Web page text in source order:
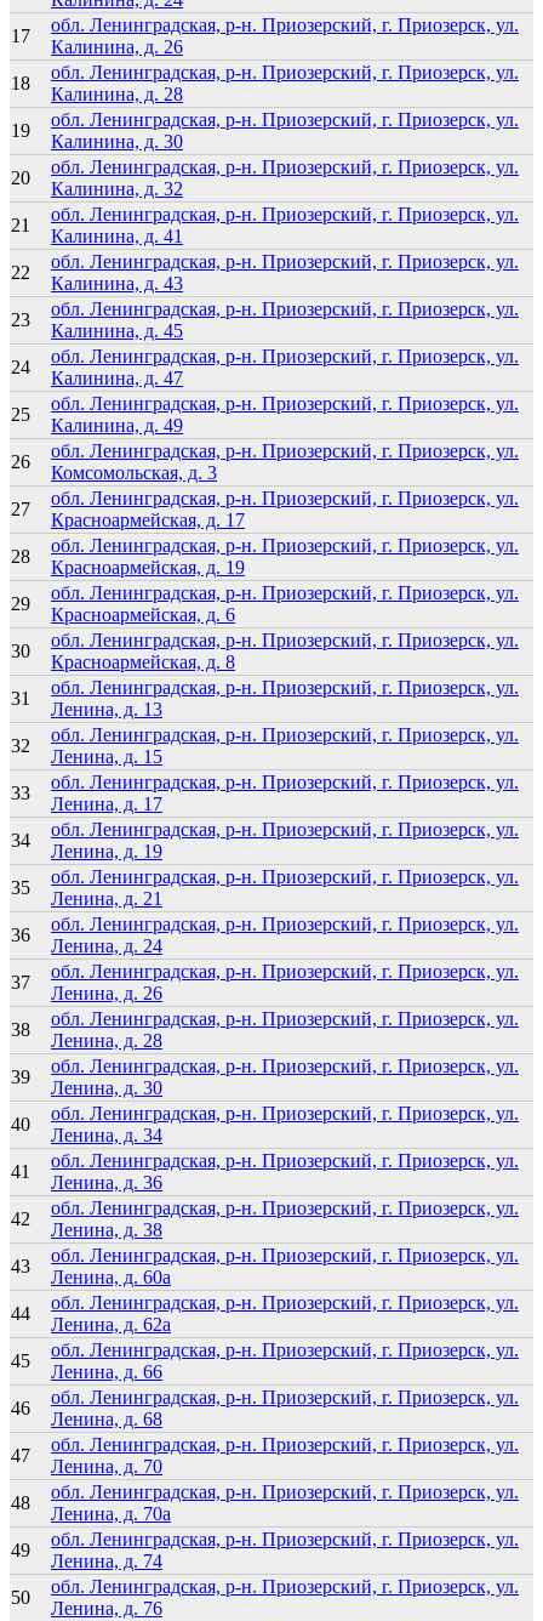
17
обл. Ленинградская, р-н. Приозерский, г. Приозерск, ул.
Калинина, д. 26
18
обл. Ленинградская, р-н. Приозерский, г. Приозерск, ул.
Калинина, д. 28
19
обл. Ленинградская, р-н. Приозерский, г. Приозерск, ул.
Калинина, д. 30
20
обл. Ленинградская, р-н. Приозерский, г. Приозерск, ул.
Калинина, д. 32
21
обл. Ленинградская, р-н. Приозерский, г. Приозерск, ул.
Калинина, д. 41
22
обл. Ленинградская, р-н. Приозерский, г. Приозерск, ул.
Калинина, д. 43
23
обл. Ленинградская, р-н. Приозерский, г. Приозерск, ул.
Калинина, д. 45
24
обл. Ленинградская, р-н. Приозерский, г. Приозерск, ул.
Калинина, д. 47
25
обл. Ленинградская, р-н. Приозерский, г. Приозерск, ул.
Калинина, д. 49
26
обл. Ленинградская, р-н. Приозерский, г. Приозерск, ул.
Комсомольская, д. 3
27
обл. Ленинградская, р-н. Приозерский, г. Приозерск, ул.
Красноармейская, д. 17
28
обл. Ленинградская, р-н. Приозерский, г. Приозерск, ул.
Красноармейская, д. 19
29
обл. Ленинградская, р-н. Приозерский, г. Приозерск, ул.
Красноармейская, д. 6
30
обл. Ленинградская, р-н. Приозерский, г. Приозерск, ул.
Красноармейская, д. 8
31
обл. Ленинградская, р-н. Приозерский, г. Приозерск, ул.
Ленина, д. 13
32
обл. Ленинградская, р-н. Приозерский, г. Приозерск, ул.
Ленина, д. 15
33
обл. Ленинградская, р-н. Приозерский, г. Приозерск, ул.
Ленина, д. 17
34
обл. Ленинградская, р-н. Приозерский, г. Приозерск, ул.
Ленина, д. 19
35
обл. Ленинградская, р-н. Приозерский, г. Приозерск, ул.
Ленина, д. 21
36
обл. Ленинградская, р-н. Приозерский, г. Приозерск, ул.
Ленина, д. 24
37
обл. Ленинградская, р-н. Приозерский, г. Приозерск, ул.
Ленина, д. 26
38
обл. Ленинградская, р-н. Приозерский, г. Приозерск, ул.
Ленина, д. 28
39
обл. Ленинградская, р-н. Приозерский, г. Приозерск, ул.
Ленина, д. 30
40
обл. Ленинградская, р-н. Приозерский, г. Приозерск, ул.
Ленина, д. 34
41
обл. Ленинградская, р-н. Приозерский, г. Приозерск, ул.
Ленина, д. 36
42
обл. Ленинградская, р-н. Приозерский, г. Приозерск, ул.
Ленина, д. 38
43
обл. Ленинградская, р-н. Приозерский, г. Приозерск, ул.
Ленина, д. 60а
44
обл. Ленинградская, р-н. Приозерский, г. Приозерск, ул.
Ленина, д. 62а
45
обл. Ленинградская, р-н. Приозерский, г. Приозерск, ул.
Ленина, д. 66
46
обл. Ленинградская, р-н. Приозерский, г. Приозерск, ул.
Ленина, д. 68
47
обл. Ленинградская, р-н. Приозерский, г. Приозерск, ул.
Ленина, д. 70
48
обл. Ленинградская, р-н. Приозерский, г. Приозерск, ул.
Ленина, д. 70а
49
обл. Ленинградская, р-н. Приозерский, г. Приозерск, ул.
Ленина, д. 74
50
обл. Ленинградская, р-н. Приозерский, г. Приозерск, ул.
Ленина, д. 76